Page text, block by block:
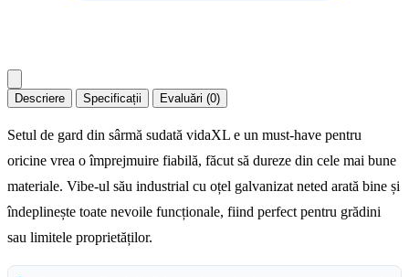
Descriere Specificații Evaluări (0)
Setul de gard din sârmă sudată vidaXL e un must-have pentru
oricine vrea o împrejmuire fiabilă, făcut să dureze din cele mai bune
materiale. Vibe-ul său industrial cu oțel galvanizat neted arată bine și
îndeplinește toate nevoile funcționale, fiind perfect pentru grădini
sau limitele proprietăților.